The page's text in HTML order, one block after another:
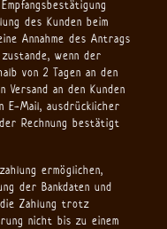
des Kunden beim
Annahme des Antrags
wenn der
von 2 Tagen an den
an den Kunden
E-Mail, ausdrücklicher
Rechnung bestätigt
ermöglichen,
der Bankdaten und
Zahlung trotz
nicht bis zu einem